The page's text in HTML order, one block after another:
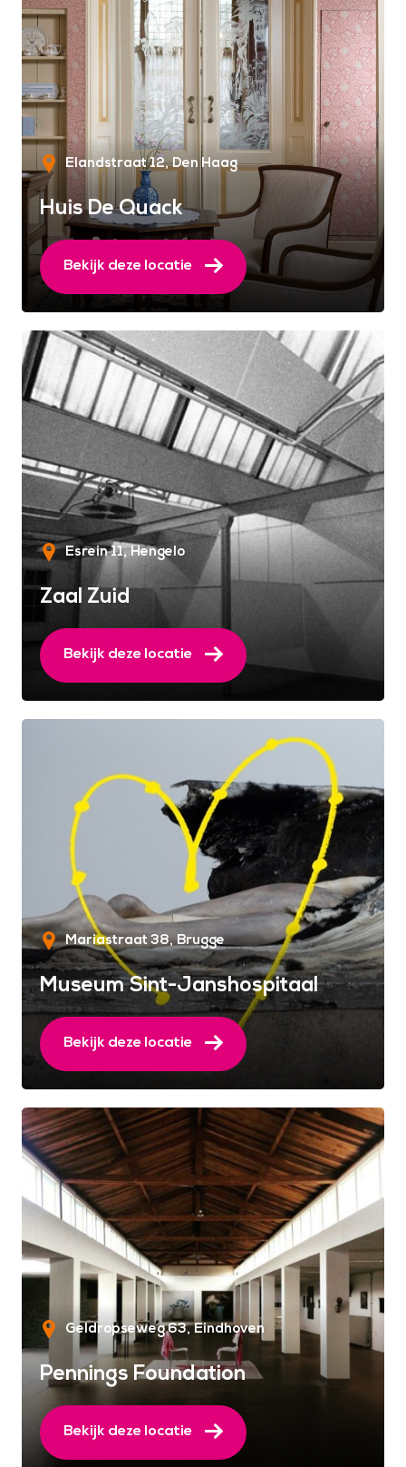
Elandstraat 12 Den Haag
Huis De Quack
Bekijk deze locatie
Esrein 11 Hengelo
Zaal Zuid
Bekijk deze locatie
Mariastraat 38 Brugge
Museum Sint-Janshospitaal
Bekijk deze locatie
Geldropseweg 63 Eindhoven
Pennings Foundation
Bekijk deze locatie